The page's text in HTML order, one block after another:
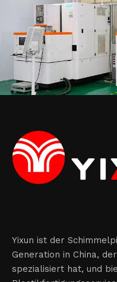
Yixun ist der
Generation in China,
spezialisiert hat, und